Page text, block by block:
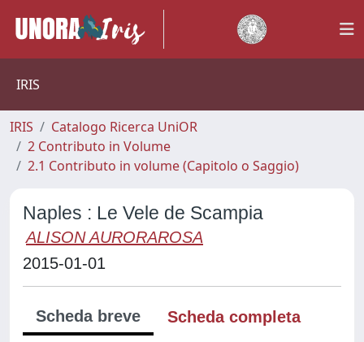
IRIS
IRIS
Catalogo Ricerca UniOR
2 Contributo in Volume
2.1 Contributo in volume (Capitolo o Saggio)
Naples : Le Vele de Scampia
ALISON AURORAROSA
2015-01-01
Scheda breve
Scheda completa